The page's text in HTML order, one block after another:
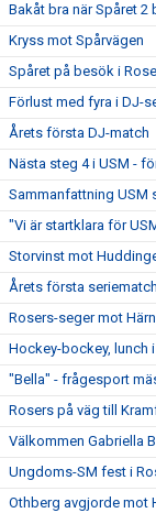
Bakåt bra när Spåret 2
Kryss mot Spårvägen
Spåret på besök i
Förlust med fyra i DJ-
Årets första DJ-match
Nästa steg 4 i USM -
Sammanfattning USM
"Vi är startklara för
Storvinst mot
Årets första seriematch
Rosers-seger mot
Hockey-bockey, lunch
"Bella" - frågesport
Rosers på väg till
Välkommen Gabriella
Ungdoms-SM fest i
Othberg avgjorde mot